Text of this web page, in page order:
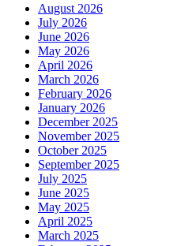
August 2026
July 2026
June 2026
May 2026
April 2026
March 2026
February 2026
January 2026
December 2025
November 2025
October 2025
September 2025
July 2025
June 2025
May 2025
April 2025
March 2025